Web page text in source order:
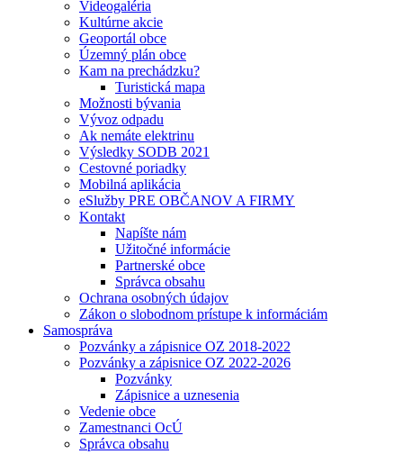
Videogaléria
Kultúrne akcie
Geoportál obce
Územný plán obce
Kam na prechádzku?
Turistická mapa
Možnosti bývania
Vývoz odpadu
Ak nemáte elektrinu
Výsledky SODB 2021
Cestovné poriadky
Mobilná aplikácia
eSlužby PRE OBČANOV A FIRMY
Kontakt
Napíšte nám
Užitočné informácie
Partnerské obce
Správca obsahu
Ochrana osobných údajov
Zákon o slobodnom prístupe k informáciám
Samospráva
Pozvánky a zápisnice OZ 2018-2022
Pozvánky a zápisnice OZ 2022-2026
Pozvánky
Zápisnice a uznesenia
Vedenie obce
Zamestnanci OcÚ
Správca obsahu